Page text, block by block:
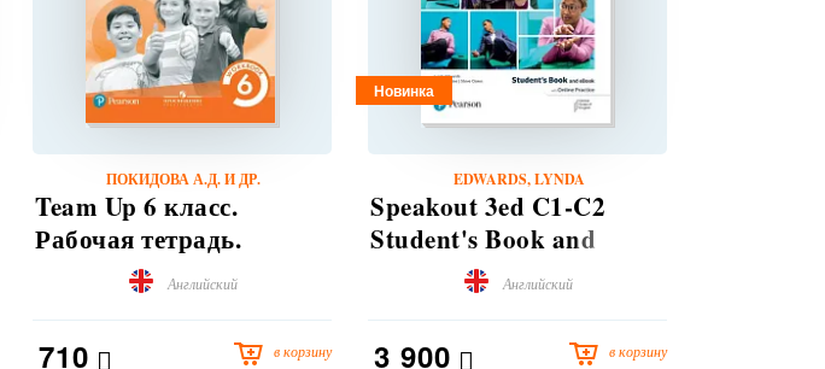
ПОКИДОВА А.Д. И ДР.
Team Up 6 класс.
Рабочая тетрадь.
Английский
710 в корзину
Новинка
EDWARDS, LYNDA
Speakout 3ed C1-C2
Student's Book and
eBook with Online
Английский
3 900 в корзину